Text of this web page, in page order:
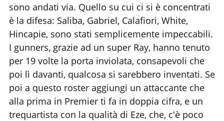
sono andati via. Quello su cui ci si è concentrati
è la difesa: Saliba, Gabriel, Calafiori, White,
Hincapie, sono stati semplicemente impeccabili.
I gunners, grazie ad un super Ray, hanno tenuto
per 19 volte la porta inviolata, consapevoli che
poi lì davanti, qualcosa si sarebbero inventati. Se
poi a questo roster aggiungi un attaccante che
alla prima in Premier ti fa in doppia cifra, e un
trequartista con la qualità di Eze, che, c'è poco